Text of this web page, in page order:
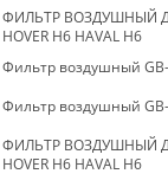
ФИЛЬТР ВОЗДУШНЫЙ
HOVER H6 HAVAL H6
Фильтр воздушный
Фильтр воздушный
ФИЛЬТР ВОЗДУШНЫЙ
HOVER H6 HAVAL H6